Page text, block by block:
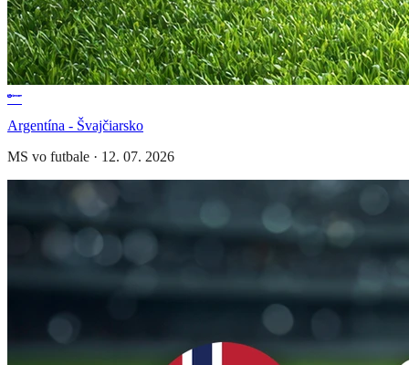
Argentína - Švajčiarsko
MS vo futbale · 12. 07. 2026